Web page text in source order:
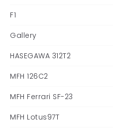
F1
Gallery
HASEGAWA 312T2
MFH 126C2
MFH Ferrari SF-23
MFH Lotus97T